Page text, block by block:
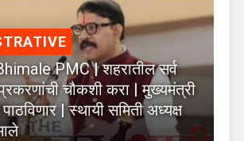
PMC | शहरातील सर्व
चौकशी करा | मुख्यमंत्री
| स्थायी समिती अध्यक्ष